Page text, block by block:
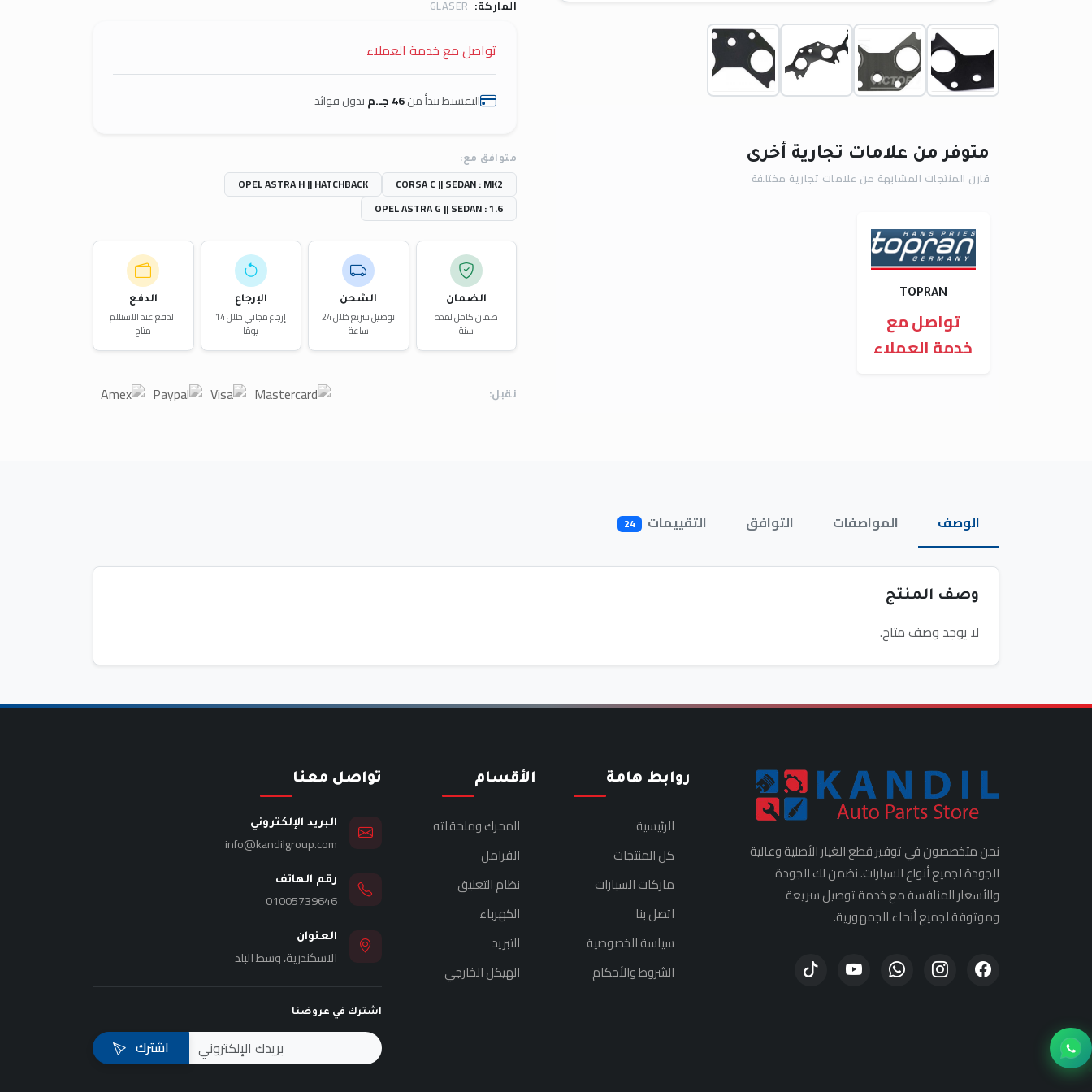
متوفر من علامات تجارية أخرى
قارن المنتجات المشابهة من علامات تجارية مختلفة
TOPRAN
تواصل مع
خدمة العملاء
الماركة: GLASER
تواصل مع خدمة العملاء
التقسيط يبدأ من46 جـ.م بدون فوائد
متوافق مع:
CORSA C || SEDAN : MK2
OPEL ASTRA H || HATCHBACK
OPEL ASTRA G || SEDAN : 1.6
الضمان
ضمان كامل لمدة
سنة
الشحن
توصيل سريع خلال 24
ساعة
الإرجاع
إرجاع مجاني خلال 14
يومًا
الدفع
الدفع عند الاستلام
متاح
نقبل:
الوصف المواصفات التوافق التقييمات 24
وصف المنتج
لا يوجد وصف متاح.
نحن متخصصون في توفير قطع الغيار الأصلية وعالية
الجودة لجميع أنواع السيارات. نضمن لك الجودة
والأسعار المنافسة مع خدمة توصيل سريعة
وموثوقة لجميع أنحاء الجمهورية.
روابط هامة
الرئيسية
كل المنتجات
ماركات السيارات
اتصل بنا
سياسة الخصوصية
الشروط والأحكام
الأقسام
المحرك وملحقاته
الفرامل
نظام التعليق
الكهرباء
التبريد
الهيكل الخارجي
تواصل معنا
البريد الإلكتروني
info@kandilgroup.com
رقم الهاتف
01005739646
العنوان
الاسكندرية، وسط البلد
اشترك في عروضنا
اشترك